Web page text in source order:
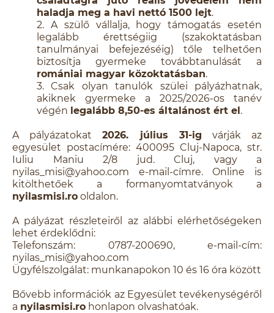
haladja meg a havi nettó 1500 lejt.
2. A szülő vállalja, hogy támogatás esetén
legalább érettségiig (szakoktatásban
tanulmányai befejezéséig) tőle telhetően
biztosítja gyermeke továbbtanulását a
romániai magyar közoktatásban.
3. Csak olyan tanulók szülei pályázhatnak,
akiknek gyermeke a 2025/2026-os tanév
végén legalább 8,50-es általánost ért el.
A pályázatokat2026. július 31-ig várják az
egyesület postacímére: 400095 Cluj-Napoca, str.
Iuliu Maniu 2/8 jud. Cluj, vagy a
nyilas_misi@yahoo.com e-mail-címre. Online is
kitölthetőek a formanyomtatványok a
nyilasmisi.ro oldalon.
A pályázat részleteiről az alábbi elérhetőségeken
lehet érdeklődni:
Telefonszám: 0787-200690, e-mail-cím:
nyilas_misi@yahoo.com
Ügyfélszolgálat: munkanapokon 10 és 16 óra között
Bővebb információk az Egyesület tevékenységéről
a nyilasmisi.ro honlapon olvashatóak.